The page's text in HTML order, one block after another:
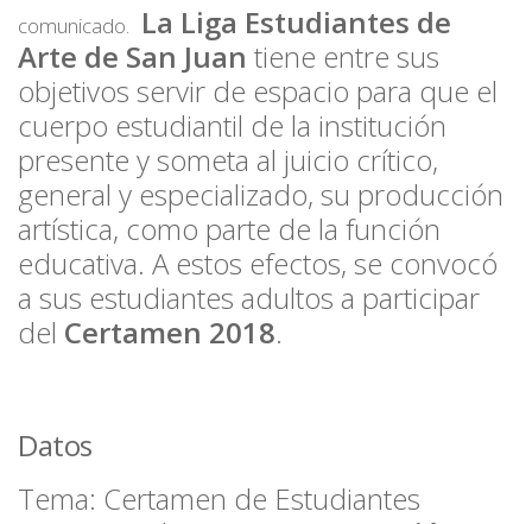
comunicado. La Liga Estudiantes de
Arte de San Juan tiene entre sus
objetivos servir de espacio para que el
cuerpo estudiantil de la institución
presente y someta al juicio crítico,
general y especializado, su producción
artística, como parte de la función
educativa. A estos efectos, se convocó
a sus estudiantes adultos a participar
del Certamen 2018.
Datos
Tema: Certamen de Estudiantes